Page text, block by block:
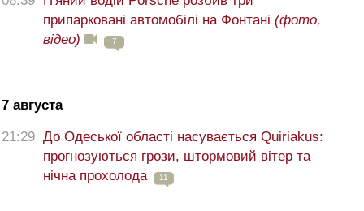
припарковані автомобілі на Фонтані (фото,
відео)
7
7 августа
21:29 До Одеської області насувається Quiriakus:
прогнозуються грози, штормовий вітер та
нічна прохолода
11